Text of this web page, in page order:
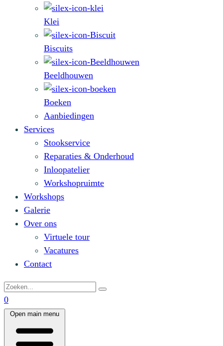
Klei
Biscuits
Beeldhouwen
Boeken
Aanbiedingen
Services
Stookservice
Reparaties & Onderhoud
Inloopatelier
Workshopruimte
Workshops
Galerie
Over ons
Virtuele tour
Vacatures
Contact
0
Open main menu